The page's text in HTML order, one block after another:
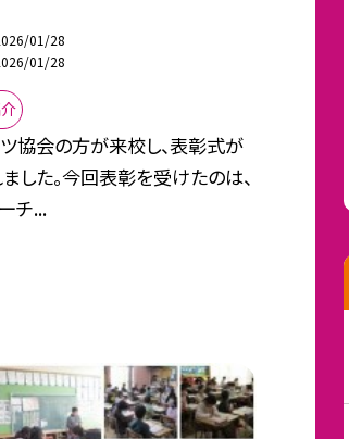
01/28
01/28
協会の方が来校し、表彰式が
した。今回表彰を受けたのは、
チ...